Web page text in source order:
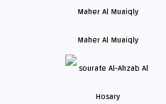
Maher Al Muaiqly